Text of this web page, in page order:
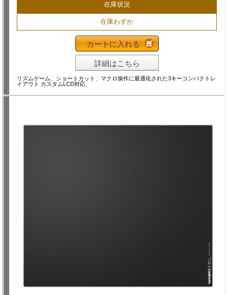
在庫状況
在庫わずか
カートに入れる
詳細はこちら
リズムゲーム、ショートカット、マクロ操作に最適化された3キーコンパクトレ
イアウト カスタムLCD対応